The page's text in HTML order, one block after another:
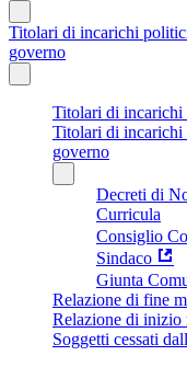
Titolari di incarichi
governo
Titolari di incarichi
Titolari di incarichi
governo
Decreti di
Curricula
Consiglio
Sindaco
Giunta
Relazione di fine
Relazione di inizio
Soggetti cessati